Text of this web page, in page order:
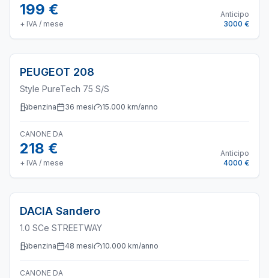
199 €
+ IVA / mese
Anticipo
3000 €
PEUGEOT 208
Style PureTech 75 S/S
benzina 36 mesi 15.000 km/anno
CANONE DA
218 €
+ IVA / mese
Anticipo
4000 €
DACIA Sandero
1.0 SCe STREETWAY
benzina 48 mesi 10.000 km/anno
CANONE DA